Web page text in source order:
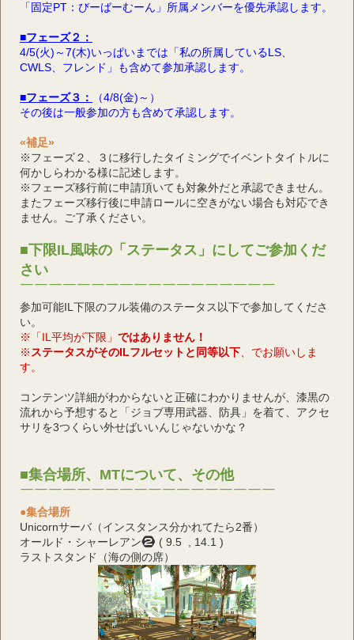
「固定PT：びーばーむーん」所属メンバーを優先承認します。
■フェーズ２：
4/5(火)～7(木)いっぱいまでは「私の所属しているLS、
CWLS、フレンド」も含めて参加承認します。
■フェーズ３：
（4/8(金)～）
その後は一般参加の方も含めて承認します。
«補足»
※フェーズ２、３に移行したタイミングでイベントタイトルに
何かしらわかる様に記述します。
※フェーズ移行前に申請頂いても対象外だと承認できません。
またフェーズ移行後に申請ロールに空きがない場合も対応でき
ません。ご了承ください。
■下限IL風味の「ステータス」にしてご参加くだ
さい
￣￣￣￣￣￣￣￣￣￣￣￣￣￣￣￣￣￣
参加可能IL下限のフル装備のステータス以下で参加してくださ
い。
※「IL平均が下限」 ではありません！
※ ステータスがそのILフルセットと同等以下、でお願いしま
す。
コンテンツ詳細がわからないと正確にわかりませんが、漆黒の
流れから予想すると「ジョブ専用武器、防具」を着て、アクセ
サリを3つくらい外せばいいんじゃないかな？
■集合場所、MTについて、その他
￣￣￣￣￣￣￣￣￣￣￣￣￣￣￣￣￣￣
●集合場所
Unicornサーバ（インスタンス分かれてたら2番）
オールド・シャーレアン ( 9.5  , 14.1 )
ラストスタンド（海の側の席）